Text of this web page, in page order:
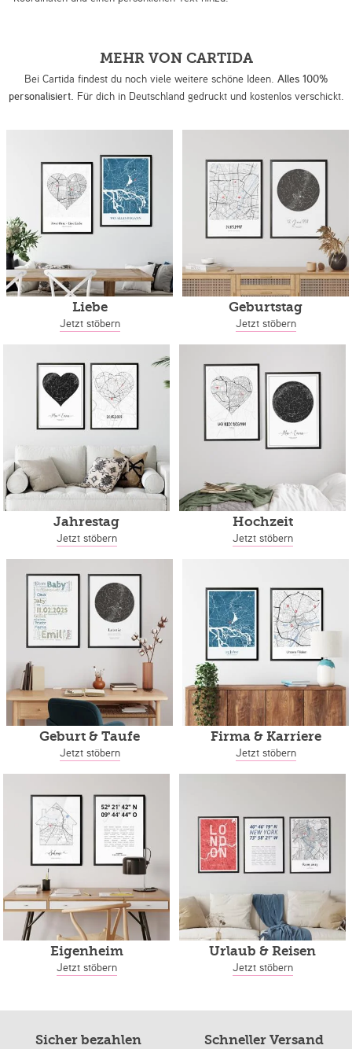
MEHR VON CARTIDA
Bei Cartida findest du noch viele weitere schöne Ideen. Alles 100%
personalisiert. Für dich in Deutschland gedruckt und kostenlos verschickt.
Liebe
Jetzt stöbern
Geburtstag
Jetzt stöbern
Jahrestag
Jetzt stöbern
Hochzeit
Jetzt stöbern
Geburt & Taufe
Jetzt stöbern
Firma & Karriere
Jetzt stöbern
Eigenheim
Jetzt stöbern
Urlaub & Reisen
Jetzt stöbern
Sicher bezahlen Schneller Versand